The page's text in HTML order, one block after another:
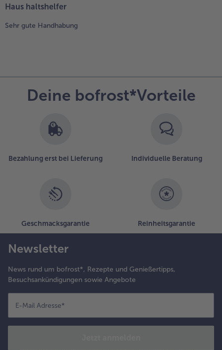
Haus haltshelfer
Sehr gute Handhabung
Deine bofrost*Vorteile
Bezahlung erst bei Lieferung Individuelle Beratung
Geschmacksgarantie Reinheitsgarantie
Newsletter
News rund um bofrost*, Rezepte und Genießertipps,
Besuchsankündigungen sowie Angebote
E-Mail Adresse*